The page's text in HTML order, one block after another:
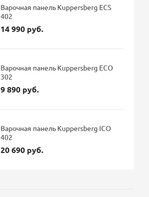
Варочная панель Kuppersberg ECS
402
14 990 руб.
Варочная панель Kuppersberg ECO
302
9 890 руб.
Варочная панель Kuppersberg ICO
402
20 690 руб.